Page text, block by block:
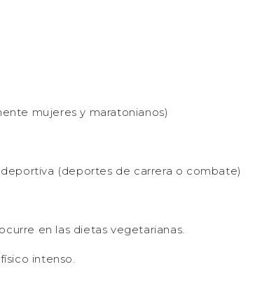
mujeres y maratonianos)
(deportes de carrera o combate)
en las dietas vegetarianas.
intenso.